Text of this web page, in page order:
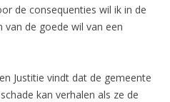
de consequenties wil ik in de
de goede wil van een
Justitie vindt dat de gemeente
kan verhalen als ze de